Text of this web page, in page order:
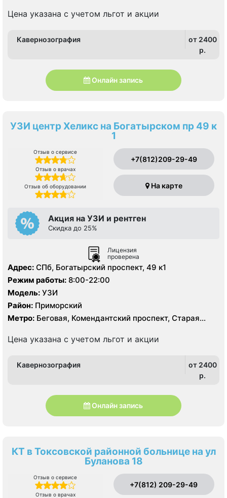
Цена указана с учетом льгот и акции
Кавернозография
от 2400
p.
Онлайн запись
УЗИ центр Хеликс на Богатырском пр 49 к
1
Отзыв о сервисе
Отзыв о врачах
Отзыв об оборудовании
+7(812)209-29-49
На карте
Акция на УЗИ и рентген
Скидка до 25%
Лицензия
проверена
Адрес: СПб, Богатырский проспект, 49 к1
Режим работы: 8:00-22:00
Модель: УЗИ
Район: Приморский
Метро: Беговая, Комендантский проспект, Старая
Цена указана с учетом льгот и акции
Кавернозография
от 2400
p.
Онлайн запись
КТ в Токсовской районной больнице на ул
Буланова 18
Отзыв о сервисе
Отзыв о врачах
+7(812) 209-29-49